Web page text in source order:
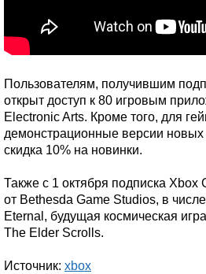
Пользователям, получившим
открыт доступ к 80 игровым
Electronic Arts. Кроме того, для
демонстрационные версии новых
скидка 10% на новинки.
Также с 1 октября подписка Xbox
от Bethesda Game Studios, в
Eternal, будущая космическая
The Elder Scrolls.
Источник: xbox